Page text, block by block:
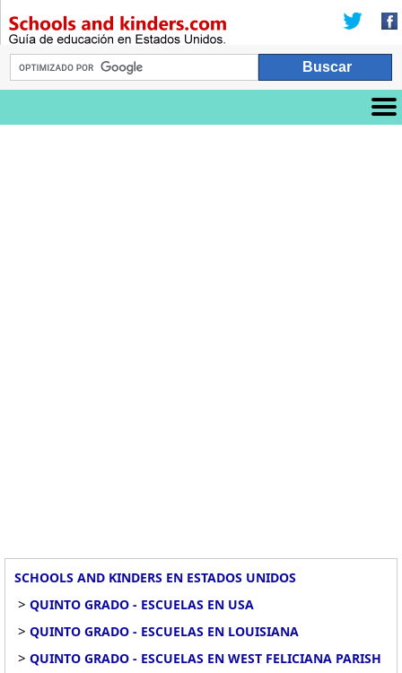
SCHOOLS AND KINDERS EN ESTADOS UNIDOS
> QUINTO GRADO - ESCUELAS EN USA
> QUINTO GRADO - ESCUELAS EN LOUISIANA
> QUINTO GRADO - ESCUELAS EN WEST FELICIANA PARISH